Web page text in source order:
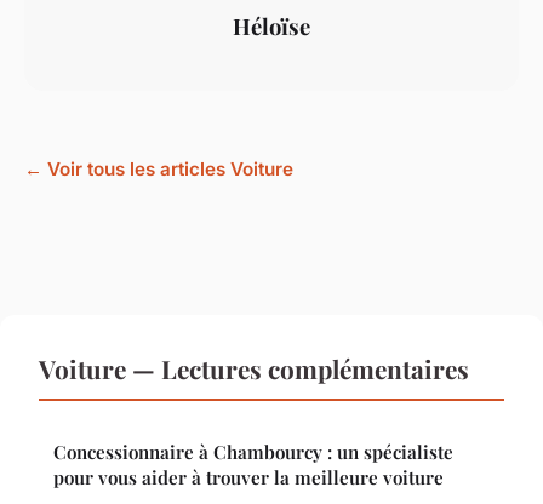
Héloïse
← Voir tous les articles Voiture
Voiture — Lectures complémentaires
Concessionnaire à Chambourcy : un spécialiste
pour vous aider à trouver la meilleure voiture